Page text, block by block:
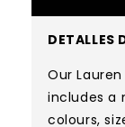
DETALLES
Our
includes a
colours,